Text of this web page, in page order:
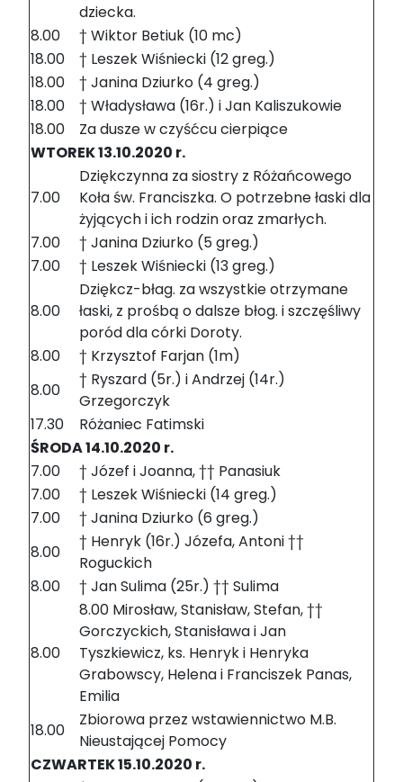
dziecka.
8.00
† Wiktor Betiuk (10 mc)
18.00
† Leszek Wiśniecki (12 greg.)
18.00
† Janina Dziurko (4 greg.)
18.00
† Władysława (16r.) i Jan Kaliszukowie
18.00
Za dusze w czyśćcu cierpiące
WTOREK 13.10.2020 r.
7.00
Dziękczynna za siostry z Różańcowego
Koła św. Franciszka. O potrzebne łaski dla
żyjących i ich rodzin oraz zmarłych.
7.00
† Janina Dziurko (5 greg.)
7.00
† Leszek Wiśniecki (13 greg.)
8.00
Dziękcz-błag. za wszystkie otrzymane
łaski, z prośbą o dalsze błog. i szczęśliwy
poród dla córki Doroty.
8.00
† Krzysztof Farjan (1m)
8.00
† Ryszard (5r.) i Andrzej (14r.)
Grzegorczyk
17.30
Różaniec Fatimski
ŚRODA 14.10.2020 r.
7.00
† Józef i Joanna, †† Panasiuk
7.00
† Leszek Wiśniecki (14 greg.)
7.00
† Janina Dziurko (6 greg.)
8.00
† Henryk (16r.) Józefa, Antoni ††
Roguckich
8.00
† Jan Sulima (25r.) †† Sulima
8.00
8.00 Mirosław, Stanisław, Stefan, ††
Gorczyckich, Stanisława i Jan
Tyszkiewicz, ks. Henryk i Henryka
Grabowscy, Helena i Franciszek Panas,
Emilia
18.00
Zbiorowa przez wstawiennictwo M.B.
Nieustającej Pomocy
CZWARTEK 15.10.2020 r.